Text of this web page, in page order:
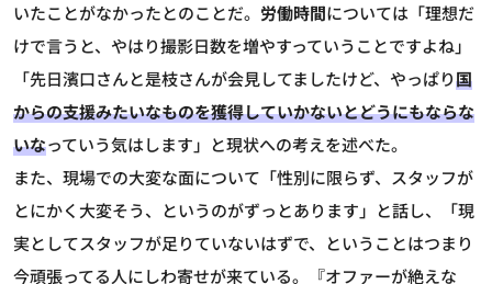
いたことがなかったとのことだ。 労働時間については「理想だ
けで言うと、やはり撮影日数を増やすっていうことですよね」
「先日濱口さんと是枝さんが会見してましたけど、やっぱり国
からの支援みたいなものを獲得していかないとどうにもならな
いなっていう気はします」と現状への考えを述べた。
また、現場での大変な面について「性別に限らず、スタッフが
とにかく大変そう、というのがずっとあります」と話し、「現
実としてスタッフが足りていないはずで、ということはつまり
今頑張ってる人にしわ寄せが来ている。『オファーが絶えな